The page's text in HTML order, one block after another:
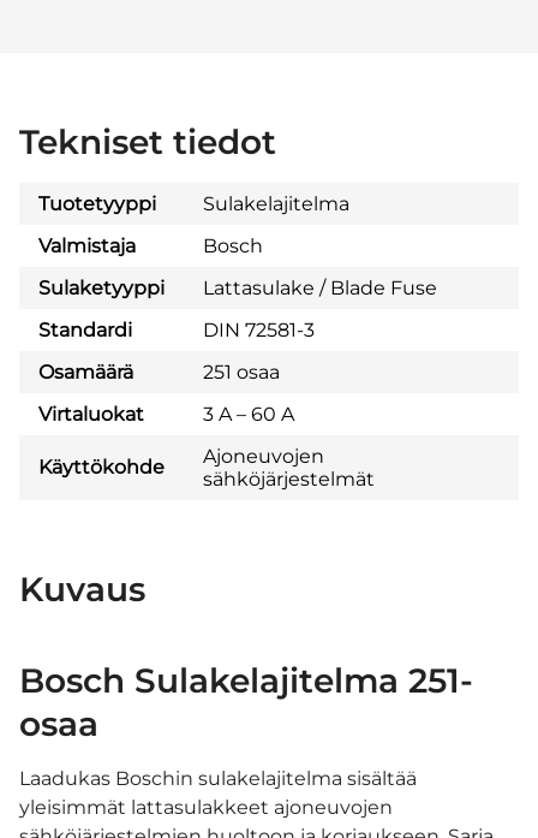
Tekniset tiedot
Tuotetyyppi
Sulakelajitelma
Valmistaja
Bosch
Sulaketyyppi
Lattasulake / Blade Fuse
Standardi
DIN 72581-3
Osamäärä
251 osaa
Virtaluokat
3 A – 60 A
Käyttökohde
Ajoneuvojen
sähköjärjestelmät
Kuvaus
Bosch Sulakelajitelma 251-
osaa
Laadukas Boschin sulakelajitelma sisältää
yleisimmät lattasulakkeet ajoneuvojen